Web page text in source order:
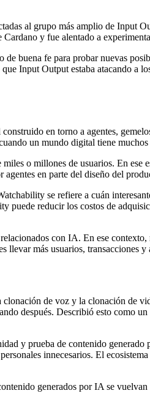
al grupo más amplio de
y fue alentado a
buena fe para probar nuevas
Input Output estaba atacando a
en torno a agentes,
un mundo digital tiene
o millones de usuarios. En ese
en parte del diseño del
se refiere a cuán
puede reducir los costos de
con IA. En ese
más usuarios, transacciones
de voz y la clonación de
después. Describió esto como
y prueba de contenido
innecesarios. El
generados por IA se